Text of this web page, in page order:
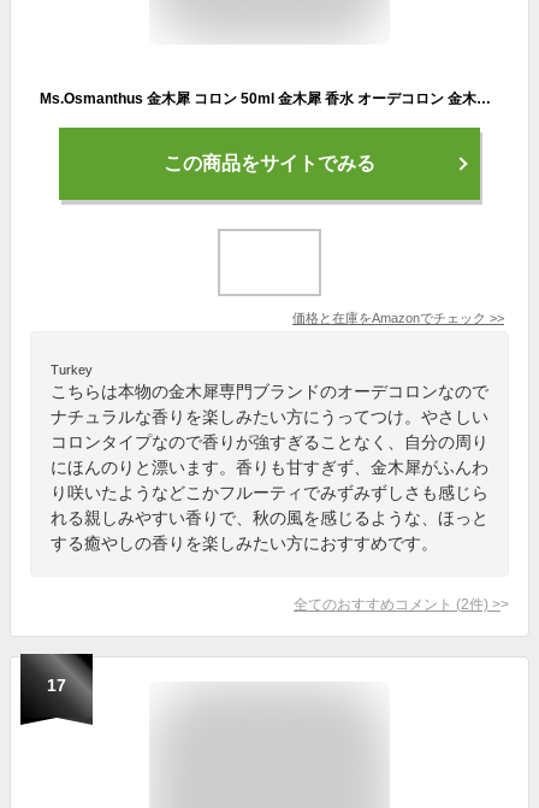
Ms.Osmanthus 金木犀 コロン 50ml 金木犀 香水 オーデコロン 金木犀の香り キンモクセイ メンズ レディース 兼用 フレグランス きんもくせい
この商品をサイトでみる
価格と在庫をAmazonでチェック >>
Turkey
こちらは本物の金木犀専門ブランドのオーデコロンなので
ナチュラルな香りを楽しみたい方にうってつけ。やさしい
コロンタイプなので香りが強すぎることなく、自分の周り
にほんのりと漂います。香りも甘すぎず、金木犀がふんわ
り咲いたようなどこかフルーティでみずみずしさも感じら
れる親しみやすい香りで、秋の風を感じるような、ほっと
する癒やしの香りを楽しみたい方におすすめです。
全てのおすすめコメント (2件) >
17